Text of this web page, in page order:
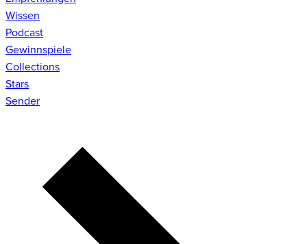
Wissen
Podcast
Gewinnspiele
Collections
Stars
Sender